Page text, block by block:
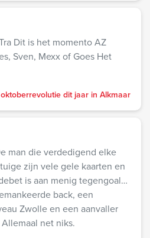
Dit is het momento AZ
Sven, Mexx of Goes Het
dit jaar in Alkmaar
man die verdedigend elke
zijn vele gele kaarten en
is aan menig tegengoal…
back, een
Zwolle en een aanvaller
net niks.